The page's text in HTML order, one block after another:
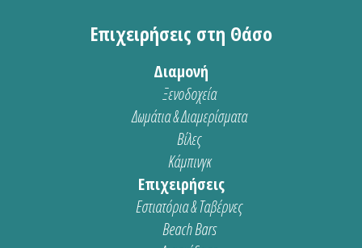
Επιχειρήσεις στη Θάσο
Διαμονή
Ξενοδοχεία
Δωμάτια & Διαμερίσματα
Βίλες
Κάμπινγκ
Επιχειρήσεις
Εστιατόρια & Ταβέρνες
Beach Bars